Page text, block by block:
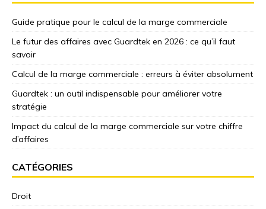
Guide pratique pour le calcul de la marge commerciale
Le futur des affaires avec Guardtek en 2026 : ce qu’il faut
savoir
Calcul de la marge commerciale : erreurs à éviter absolument
Guardtek : un outil indispensable pour améliorer votre
stratégie
Impact du calcul de la marge commerciale sur votre chiffre
d’affaires
CATÉGORIES
Droit